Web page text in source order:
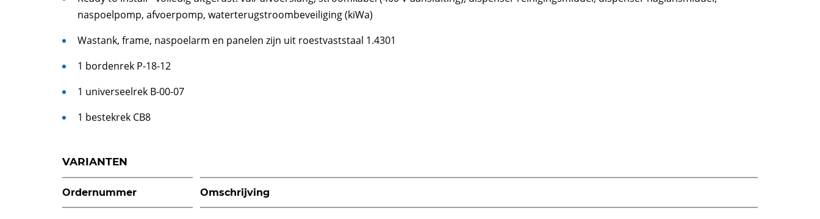
naspoelpomp, afvoerpomp, waterterugstroombeveiliging (kiWa)
Wastank, frame, naspoelarm en panelen zijn uit roestvaststaal 1.4301
1 bordenrek P-18-12
1 universeelrek B-00-07
1 bestekrek CB8
VARIANTEN
Ordernummer Omschrijving